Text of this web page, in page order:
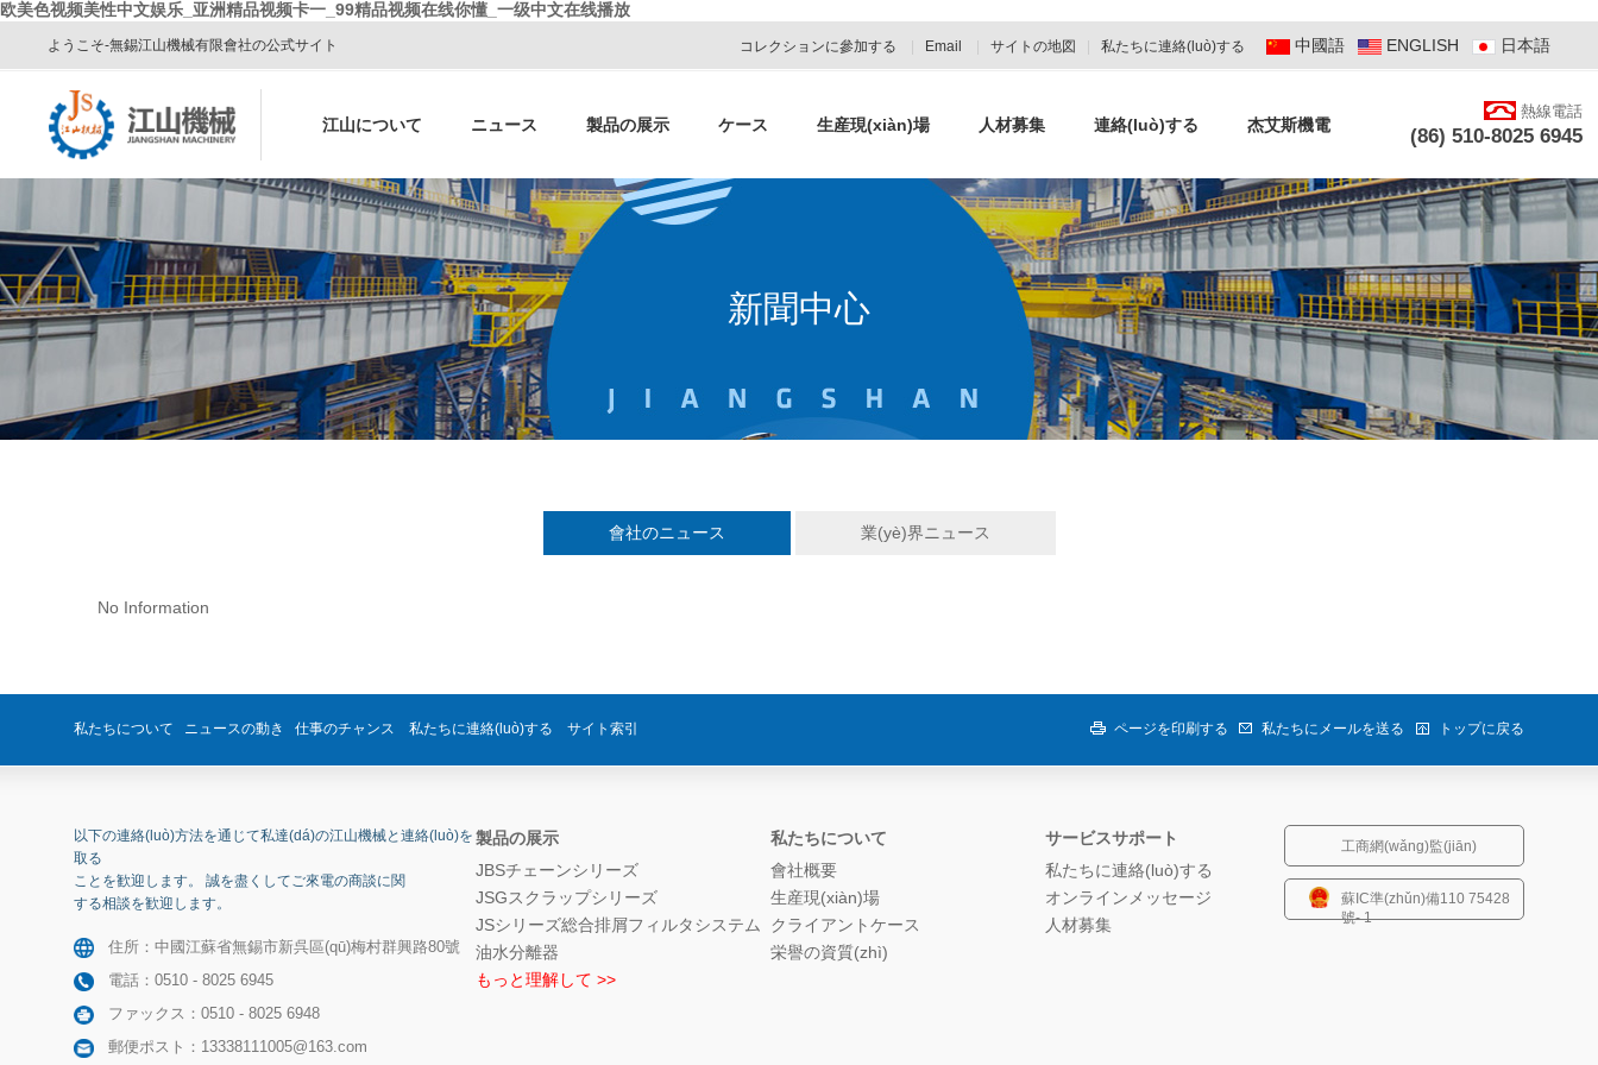
欧美色视频美性中文娱乐_亚洲精品视频卡一_99精品视频在线你懂_一级中文在线播放
ようこそ-無錫江山機械有限會社の公式サイト コレクションに參加する Email サイトの地図 私たちに連絡(luò)する 中國語 ENGLISH 日本語
江山について ニュース 製品の展示 ケース 生産現(xiàn)場 人材募集 連絡(luò)する 杰艾斯機電
熱線電話
(86) 510-8025 6945
新聞中心
會社のニュース 業(yè)界ニュース
No Information
私たちについて ニュースの動き 仕事のチャンス 私たちに連絡(luò)する サイト索引 ページを印刷する 私たちにメールを送る トップに戻る
以下の連絡(luò)方法を通じて私達(dá)の江山機械と連絡(luò)を
取る
ことを歓迎します。 誠を盡くしてご來電の商談に関
する相談を歓迎します。
住所：中國江蘇省無錫市新呉區(qū)梅村群興路80號
電話：0510 - 8025 6945
ファックス：0510 - 8025 6948
郵便ポスト：13338111005@163.com
製品の展示
JBSチェーンシリーズ
JSGスクラップシリーズ
JSシリーズ総合排屑フィルタシステム
油水分離器
もっと理解して >>
私たちについて
會社概要
生産現(xiàn)場
クライアントケース
栄譽の資質(zhì)
サービスサポート
私たちに連絡(luò)する
オンラインメッセージ
人材募集
工商網(wǎng)監(jiān)
蘇IC準(zhǔn)備110 75428
號- 1